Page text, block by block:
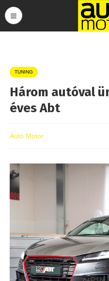
TUNING
Három autóval
éves Abt
Autó Motor